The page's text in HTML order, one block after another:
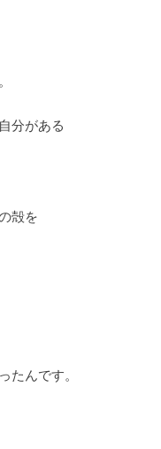
分がある
殻を
たんです。